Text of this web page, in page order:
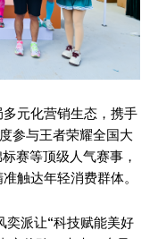
元化营销生态，携手
参与王者荣耀全国大
赛等顶级人气赛事，
触达年轻消费群体。
奕派让“科技赋能美好